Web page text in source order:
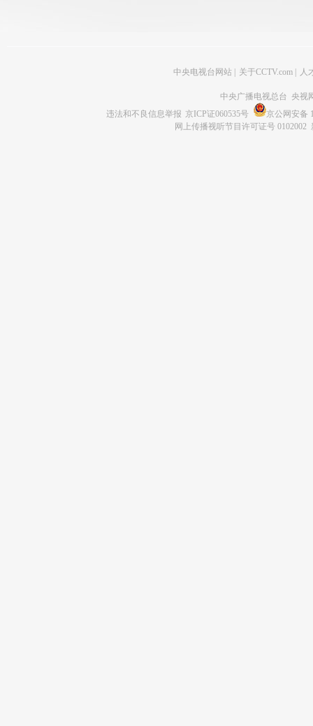
中央电视台网站 关于CCTV.com 人
中央广播电视总台 央视
违法和不良信息举报 京ICP证060535号
京公网安备
网上传播视听节目许可证号 0102002